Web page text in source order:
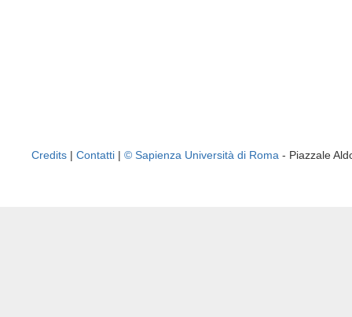
Credits | Contatti | © Sapienza Università di Roma - Piazzale